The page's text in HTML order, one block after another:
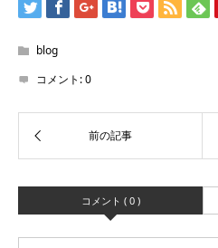
blog
コメント:0
コメント ( 0 )